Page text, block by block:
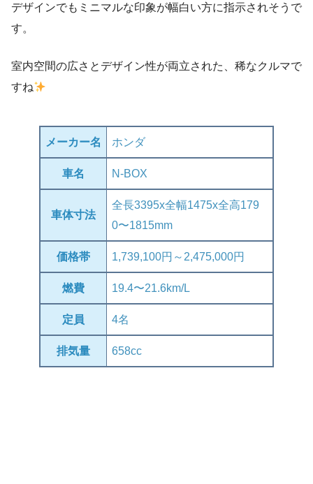
デザインでもミニマルな印象が幅白い方に指示されそうで
す。
室内空間の広さとデザイン性が両立された、稀なクルマで
すね
メーカー名 ホンダ
車名 N-BOX
車体寸法
全長3395x全幅1475x全高179
0〜1815mm
価格帯 1,739,100円～2,475,000円
燃費 19.4〜21.6km/L
定員 4名
排気量 658cc